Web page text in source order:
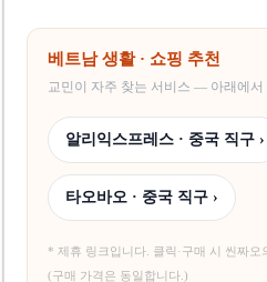
베트남 생활 · 쇼핑 추천
교민이 자주 찾는 서비스 — 아래에서
알리익스프레스 · 중국 직구 ›
타오바오 · 중국 직구 ›
* 제휴 링크입니다. 클릭·구매 시 씬짜오
(구매 가격은 동일합니다.)